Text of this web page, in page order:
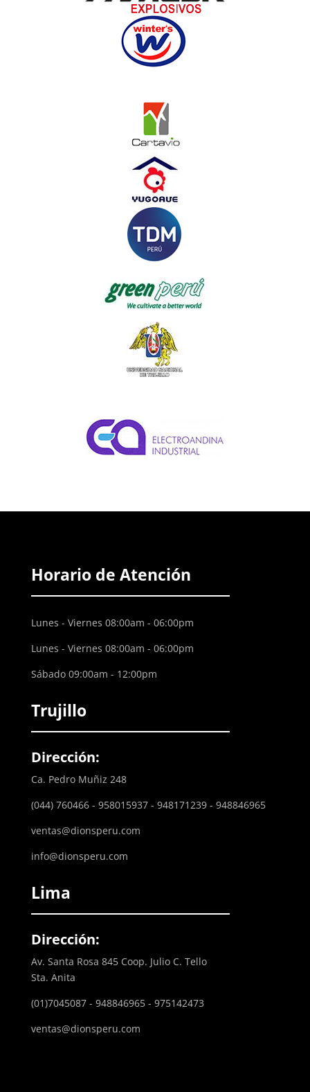
Horario de Atención
Lunes - Viernes 08:00am - 06:00pm
Lunes - Viernes 08:00am - 06:00pm
Sábado 09:00am - 12:00pm
Trujillo
Dirección:
Ca. Pedro Muñiz 248
(044) 760466 - 958015937 - 948171239 - 948846965
ventas@dionsperu.com
info@dionsperu.com
Lima
Dirección:
Av. Santa Rosa 845 Coop. Julio C. Tello
Sta. Anita
(01)7045087 - 948846965 - 975142473
ventas@dionsperu.com